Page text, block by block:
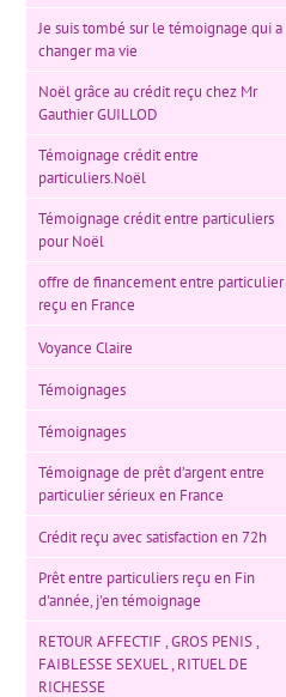
Je suis tombé sur le témoignage qui a
changer ma vie
Noël grâce au crédit reçu chez Mr
Gauthier GUILLOD
Témoignage crédit entre
particuliers.Noël
Témoignage crédit entre particuliers
pour Noël
offre de financement entre particulier
reçu en France
Voyance Claire
Témoignages
Témoignages
Témoignage de prêt d’argent entre
particulier sérieux en France
Crédit reçu avec satisfaction en 72h
Prêt entre particuliers reçu en Fin
d'année, j'en témoignage
RETOUR AFFECTIF , GROS PENIS ,
FAIBLESSE SEXUEL , RITUEL DE
RICHESSE